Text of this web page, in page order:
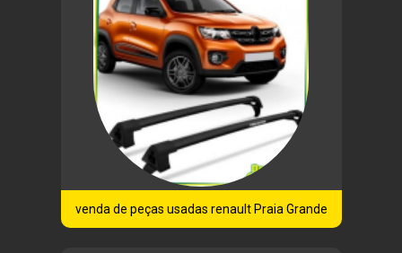
venda de peças usadas renault Praia Grande